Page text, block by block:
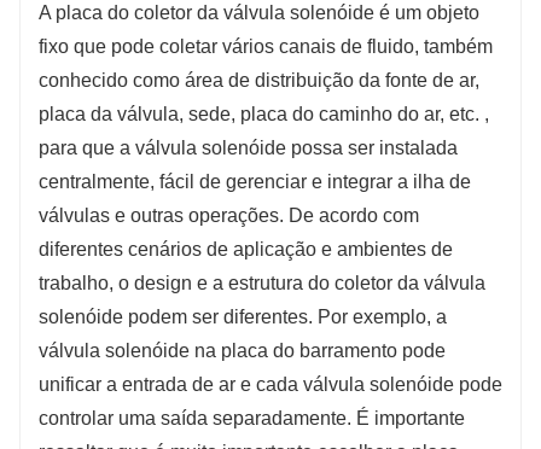
sem rebarbas, longa vida
A placa do coletor da válvula solenóide é um objeto
fixo que pode coletar vários canais de fluido, também
conhecido como área de distribuição da fonte de ar,
placa da válvula, sede, placa do caminho do ar, etc. ,
para que a válvula solenóide possa ser instalada
centralmente, fácil de gerenciar e integrar a ilha de
válvulas e outras operações. De acordo com
diferentes cenários de aplicação e ambientes de
trabalho, o design e a estrutura do coletor da válvula
solenóide podem ser diferentes. Por exemplo, a
válvula solenóide na placa do barramento pode
unificar a entrada de ar e cada válvula solenóide pode
controlar uma saída separadamente. É importante